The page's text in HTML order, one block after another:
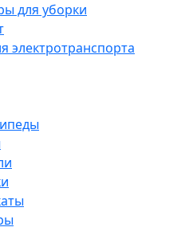
для уборки
электротранспорта